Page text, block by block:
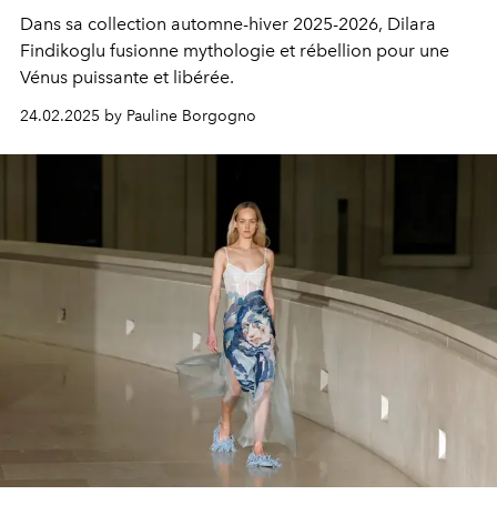
Dans sa collection automne-hiver 2025-2026, Dilara
Findikoglu fusionne mythologie et rébellion pour une
Vénus puissante et libérée.
24.02.2025 by Pauline Borgogno